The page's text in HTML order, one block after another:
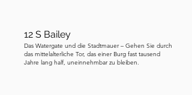
12 S Bailey
Das Watergate und die Stadtmauer – Gehen Sie durch
das mittelalterliche Tor, das einer Burg fast tausend
Jahre lang half, uneinnehmbar zu bleiben.